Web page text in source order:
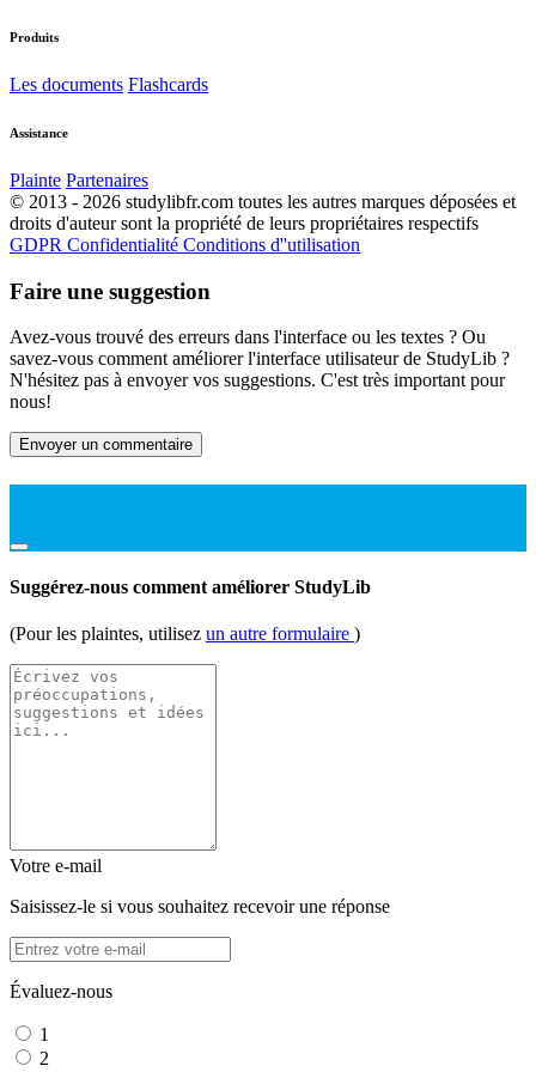
Produits
Les documents Flashcards
Assistance
Plainte Partenaires
© 2013 - 2026 studylibfr.com toutes les autres marques déposées et
droits d'auteur sont la propriété de leurs propriétaires respectifs
GDPR Confidentialité Conditions d''utilisation
Faire une suggestion
Avez-vous trouvé des erreurs dans l'interface ou les textes ? Ou
savez-vous comment améliorer l'interface utilisateur de StudyLib ?
N'hésitez pas à envoyer vos suggestions. C'est très important pour
nous!
Envoyer un commentaire
Suggérez-nous comment améliorer StudyLib
(Pour les plaintes, utilisez un autre formulaire )
Votre e-mail
Saisissez-le si vous souhaitez recevoir une réponse
Évaluez-nous
1
2